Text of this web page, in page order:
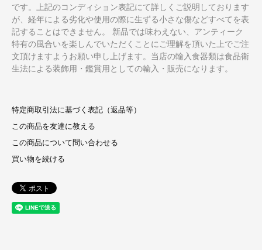
です。上記のコンディション表記にて詳しくご説明しております
が、経年による劣化や使用の際に生ずる小さな傷などすべてを表
記することはできません。 新品では味わえない、アンティーク
特有の風合いを楽しんでいただくことにご理解を頂いた上でご注
文頂けますようお願い申し上げます。当店の輸入食器類は食品衛
生法による装飾用・鑑賞用としての輸入・販売になります。
特定商取引法に基づく表記（返品等）
この商品を友達に教える
この商品について問い合わせる
買い物を続ける